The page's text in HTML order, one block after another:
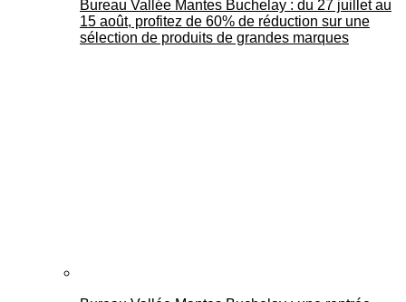
Bureau Vallée Mantes Buchelay : du 27 juillet au
15 août, profitez de 60% de réduction sur une
sélection de produits de grandes marques